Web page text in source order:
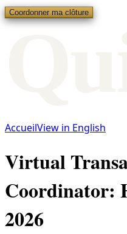
Coordonner ma clôture
AccueilView in English
Virtual
Coordinator:
2026